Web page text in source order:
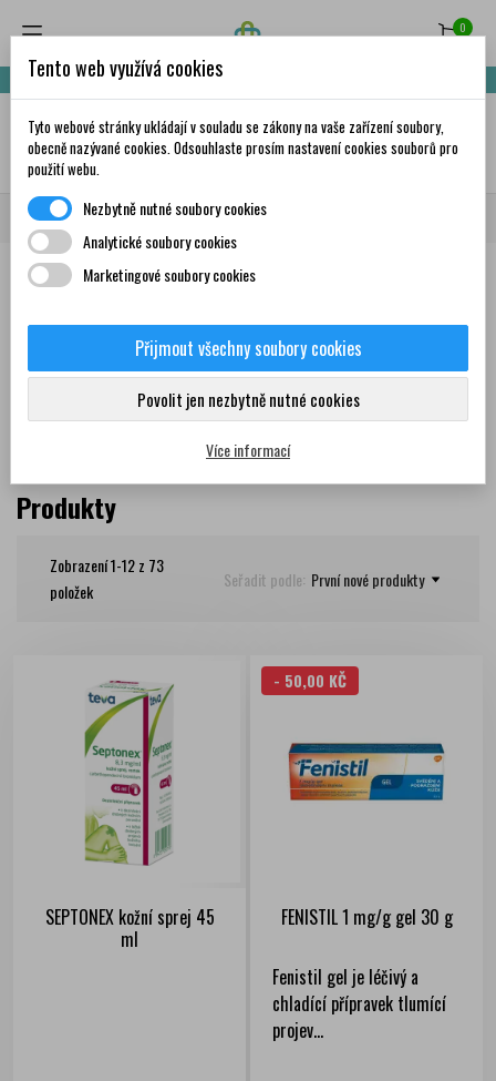
0
Nakupte za 999,- Kč a získáte dopravu zdarma!
✦AI
Domů Volně prodejné léky Pokožka, kůže, vlasy
Podrážděná kůže Suchá kůže
Hojení ran
Kožní a nehtové mykózy
Bodnutí hmyzem
zobrazit další podkategorie
Produkty
Seřadit podle: První nové produkty
Zobrazení 1-12 z 73
položek
SEPTONEX kožní sprej 45
ml
FENISTIL 1 mg/g gel 30 g
Fenistil gel je léčivý a
chladící přípravek tlumící
projev...
- 50,00 KČ
Tento web využívá cookies
Tyto webové stránky ukládají v souladu se zákony na vaše zařízení soubory,
obecně nazývané cookies. Odsouhlaste prosím nastavení cookies souborů pro
použití webu.
Nezbytně nutné soubory cookies
Analytické soubory cookies
Marketingové soubory cookies
Přijmout všechny soubory cookies
Povolit jen nezbytně nutné cookies
Více informací